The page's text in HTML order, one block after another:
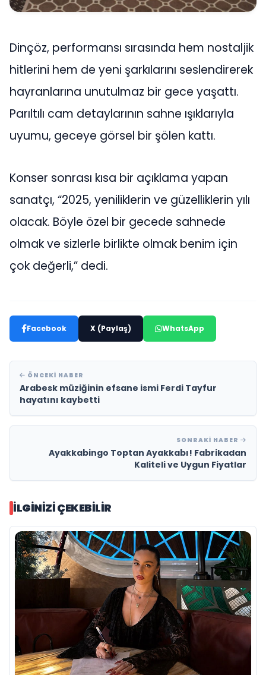
Dinçöz, performansı sırasında hem nostaljik
hitlerini hem de yeni şarkılarını seslendirerek
hayranlarına unutulmaz bir gece yaşattı.
Parıltılı cam detaylarının sahne ışıklarıyla
uyumu, geceye görsel bir şölen kattı.
Konser sonrası kısa bir açıklama yapan
sanatçı, “2025, yeniliklerin ve güzelliklerin yılı
olacak. Böyle özel bir gecede sahnede
olmak ve sizlerle birlikte olmak benim için
çok değerli,” dedi.
Facebook X (Paylaş) WhatsApp
ÖNCEKI HABER
Arabesk müziğinin efsane ismi Ferdi Tayfur
hayatını kaybetti
SONRAKI HABER
Ayakkabingo Toptan Ayakkabı! Fabrikadan
Kaliteli ve Uygun Fiyatlar
İLGINIZI ÇEKEBILIR